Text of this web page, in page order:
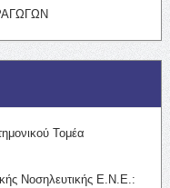
Τομέα
Νοσηλευτικής Ε.Ν.Ε.: